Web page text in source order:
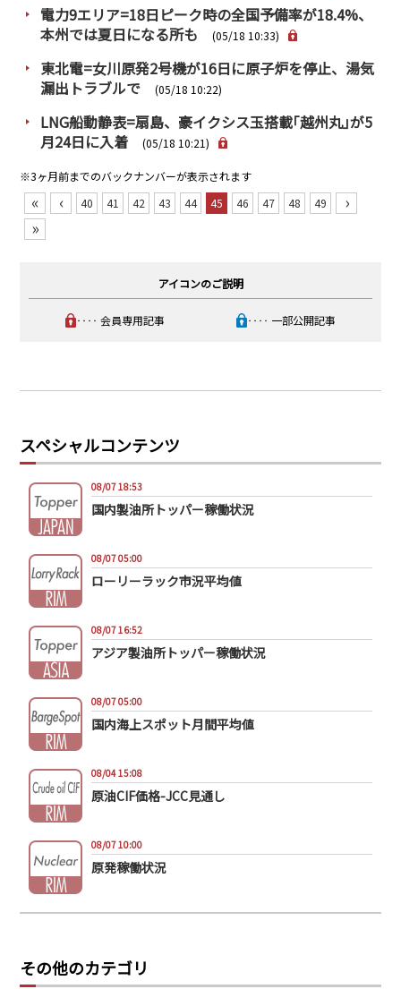
電力9エリア=18日ピーク時の全国予備率が18.4%、
本州では夏日になる所も
(05/18 10:33)
東北電=女川原発2号機が16日に原子炉を停止、湯気
漏出トラブルで
(05/18 10:22)
LNG船動静表=扇島、豪イクシス玉搭載｢越州丸｣が5
月24日に入着
(05/18 10:21)
※3ヶ月前までのバックナンバーが表示されます
« ‹ 40 41 42 43 44 45 46 47 48 49
›
»
アイコンのご説明
‥‥ 会員専用記事 ‥‥ 一部公開記事
スペシャルコンテンツ
08/07 18:53
国内製油所トッパー稼働状況
08/07 05:00
ローリーラック市況平均値
08/07 16:52
アジア製油所トッパー稼働状況
08/07 05:00
国内海上スポット月間平均値
08/04 15:08
原油CIF価格-JCC見通し
08/07 10:00
原発稼働状況
その他のカテゴリ